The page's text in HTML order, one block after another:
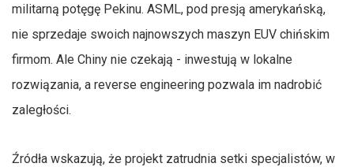
militarną potęgę Pekinu. ASML, pod presją amerykańską,
nie sprzedaje swoich najnowszych maszyn EUV chińskim
firmom. Ale Chiny nie czekają - inwestują w lokalne
rozwiązania, a reverse engineering pozwala im nadrobić
zaległości.
Źródła wskazują, że projekt zatrudnia setki specjalistów, w